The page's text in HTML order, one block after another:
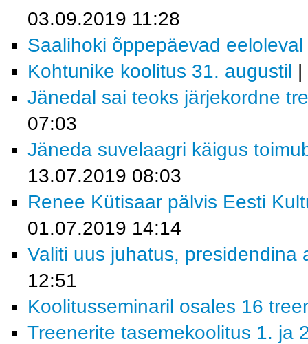
03.09.2019 11:28
Saalihoki õppepäevad
Kohtunike koolitus 31. augustil |
Jänedal sai teoks järjekordne
07:03
Jäneda suvelaagri käigus
13.07.2019 08:03
Renee Kütisaar pälvis Eesti
01.07.2019 14:14
Valiti uus juhatus, presidendina
12:51
Koolitusseminaril osales 16
Treenerite tasemekoolitus 1. ja